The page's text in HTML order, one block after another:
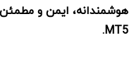
هوشمندانه، ایمن و
MT5.